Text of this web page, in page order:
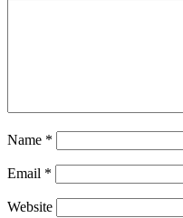
Name *
Email *
Website